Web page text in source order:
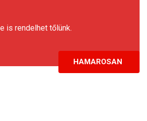
is rendelhet tőlünk.
HAMAROSAN